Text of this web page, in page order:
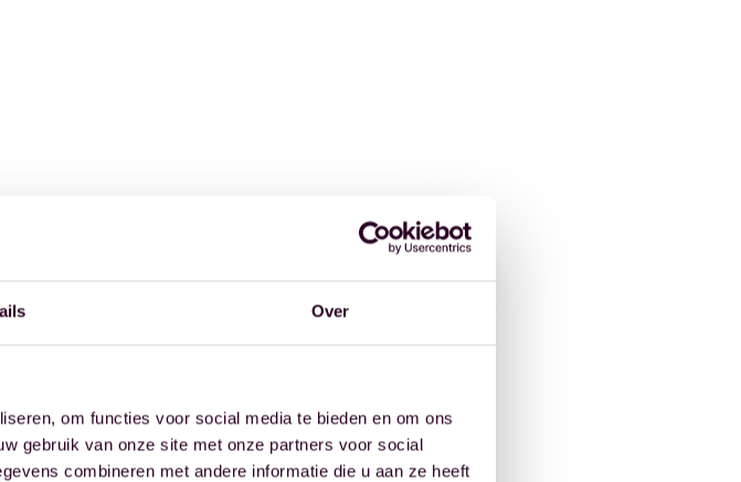
Over
om functies voor social media te bieden en om ons
gebruik van onze site met onze partners voor social
combineren met andere informatie die u aan ze heeft